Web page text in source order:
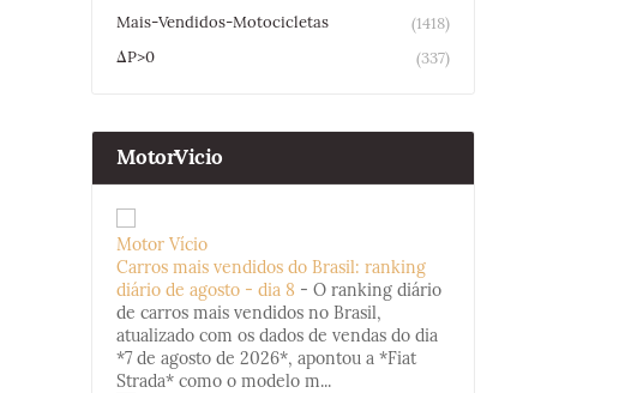
Mais-Vendidos-Motocicletas
(1418)
ΔP>0
(337)
MotorVicio
Motor Vício
Carros mais vendidos do Brasil: ranking
diário de agosto - dia 8 - O ranking diário
de carros mais vendidos no Brasil,
atualizado com os dados de vendas do dia
*7 de agosto de 2026*, apontou a *Fiat
Strada* como o modelo m...